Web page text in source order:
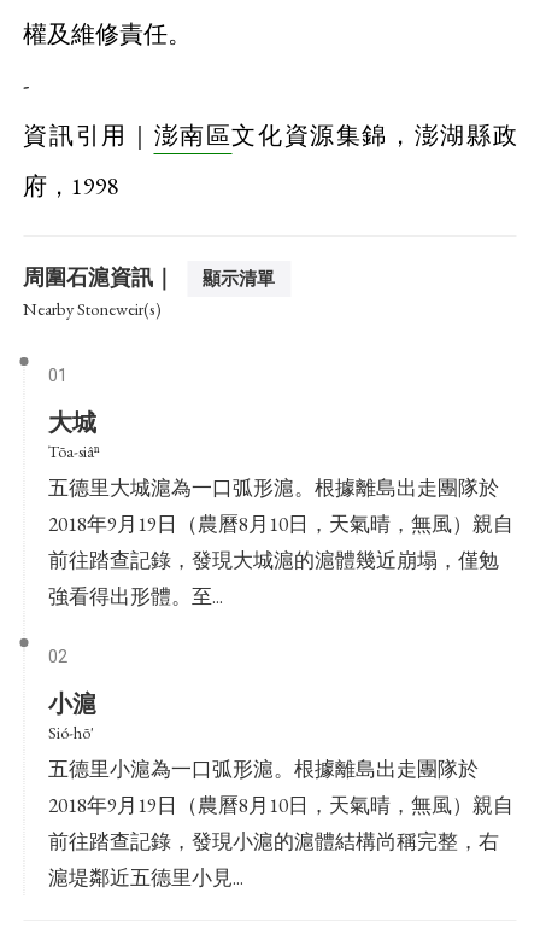
權及維修責任。
-
資訊引用｜ 澎南區文化資源集錦，澎湖縣政
府，1998
周圍石滬資訊｜ 顯示清單
Nearby Stoneweir(s)
01
大城
Tōa-siâⁿ
五德里大城滬為一口弧形滬。根據離島出走團隊於
2018年9月19日（農曆8月10日，天氣晴，無風）親自
前往踏查記錄，發現大城滬的滬體幾近崩塌，僅勉
強看得出形體。至...
02
小滬
Sió-hō'
五德里小滬為一口弧形滬。根據離島出走團隊於
2018年9月19日（農曆8月10日，天氣晴，無風）親自
前往踏查記錄，發現小滬的滬體結構尚稱完整，右
滬堤鄰近五德里小見...